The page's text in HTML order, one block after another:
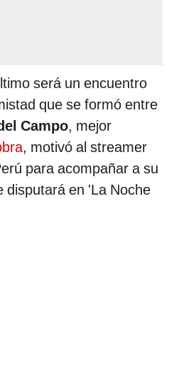
será un encuentro
que se formó entre
Campo, mejor
, motivó al streamer
para acompañar a su
disputará en 'La Noche